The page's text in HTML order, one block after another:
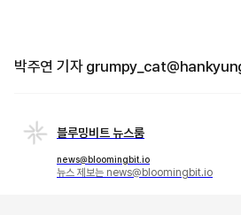
박주연 기자
블루밍비트 뉴스룸
news@bloomingbit.io
뉴스 제보는 news@bloomingbit.io